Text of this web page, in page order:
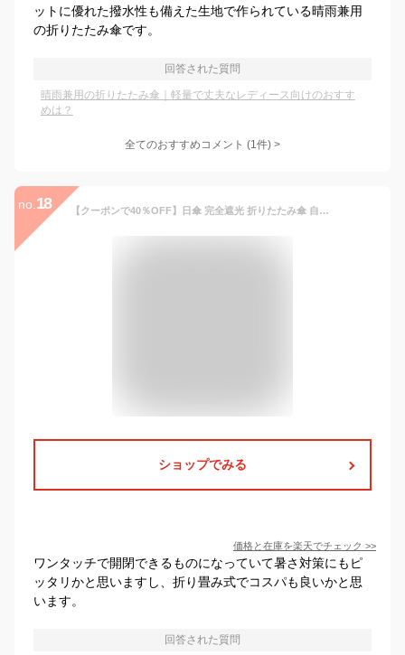
ットに優れた撥水性も備えた生地で作られている晴雨兼用
の折りたたみ傘です。
回答された質問
晴雨兼用の折りたたみ傘｜軽量で丈夫なレディース向けのおすす
めは？
全てのおすすめコメント (1件) >
no. 18 【クーポンで40％OFF】日傘 完全遮光 折りたたみ傘 自動開閉 形状記憶 3秒で畳める 傘 レディース 軽量 晴雨兼用 遮熱 涼しい -20℃ 瞬間冷却 UVカット 100% 11色展開 撥水 丈夫 耐風 ワンタッチ 折り畳み傘 フック付き おしゃれ 梅雨 暑さ対策 紫外線対策 ギフト CAVMHOT
ショップでみる
価格と在庫を楽天でチェック >>
ワンタッチで開閉できるものになっていて暑さ対策にもピ
ッタリかと思いますし、折り畳み式でコスパも良いかと思
います。
回答された質問